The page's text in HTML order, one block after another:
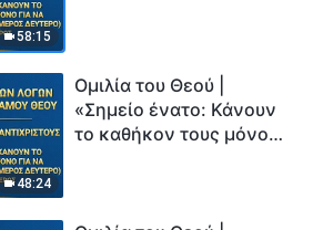
58:15
φιλοδοξίες· ποτέ δεν
λαμβάνουν υπόψη τα
συμφέροντα του οίκου
48:24
Ομιλία του Θεού |
«Σημείο ένατο: Κάνουν
το καθήκον τους μόνο